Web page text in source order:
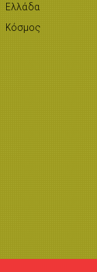
Ελλάδα
Κόσμος